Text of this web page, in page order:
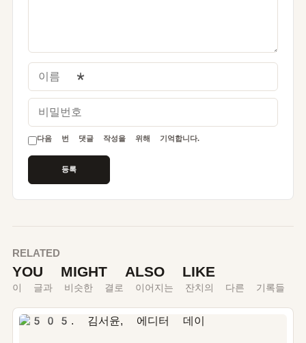
이름
비밀번호
다음 번 댓글 작성을 위해 기억합니다.
RELATED
YOU MIGHT ALSO LIKE
이 글과 비슷한 결로 이어지는 잔치의 다른 기록들